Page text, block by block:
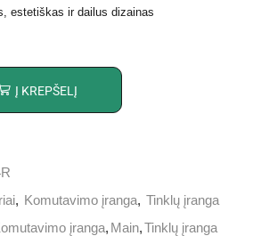
estetiškas ir dailus dizainas
Į KREPŠELĮ
, Komutavimo įranga, Tinklų įranga
įranga, Main,Tinklų įranga